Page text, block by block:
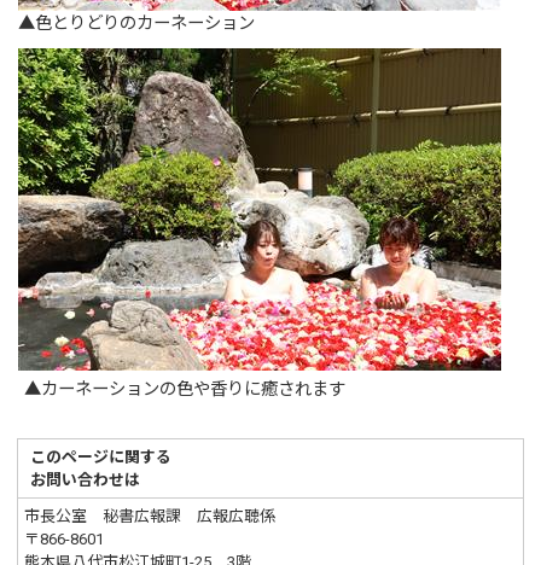
▲色とりどりのカーネーション
▲カーネーションの色や香りに癒されます
このページに関する
お問い合わせは
市長公室 秘書広報課 広報広聴係
〒866-8601